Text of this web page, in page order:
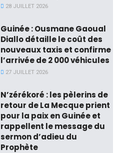
28 JUILLET 2026
Guinée : Ousmane Gaoual
Diallo détaille le coût des
nouveaux taxis et confirme
l’arrivée de 2 000 véhicules
27 JUILLET 2026
N’zérékoré : les pèlerins de
retour de La Mecque prient
pour la paix en Guinée et
rappellent le message du
sermon d’adieu du
Prophète